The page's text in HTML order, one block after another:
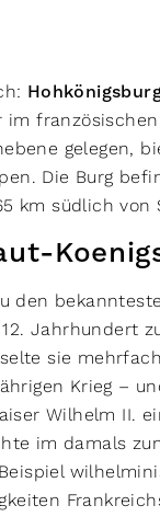
im
gelegen,
Die Burg
km südlich von
den
Jahrhundert
sie
Krieg –
Wilhelm II.
im damals